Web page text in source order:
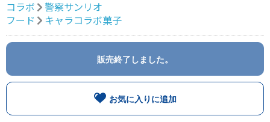
コラボ
警察サンリオ
フード
キャラコラボ菓子
販売終了しました。
お気に入りに追加